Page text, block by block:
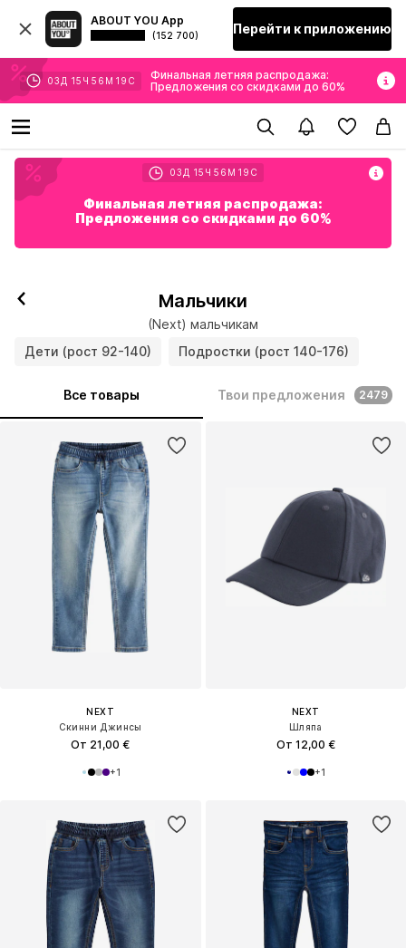
ABOUT YOU App
(152 700) Перейти к приложению
03 Д 15 Ч 56 М 17 С
Финальная летняя распродажа:
Предложения со скидками до 60%
03 Д 15 Ч 56 М 17 С
Финальная летняя распродажа:
Предложения со скидками до 60%
Мальчики
(Next) мальчикам
Дети (рост 92-140)
Подростки (рост 140-176)
Все товары Твои предложения 2479
NEXT
Скинни Джинсы
От 21,00 €
+1
NEXT
Шляпа
От 12,00 €
+1